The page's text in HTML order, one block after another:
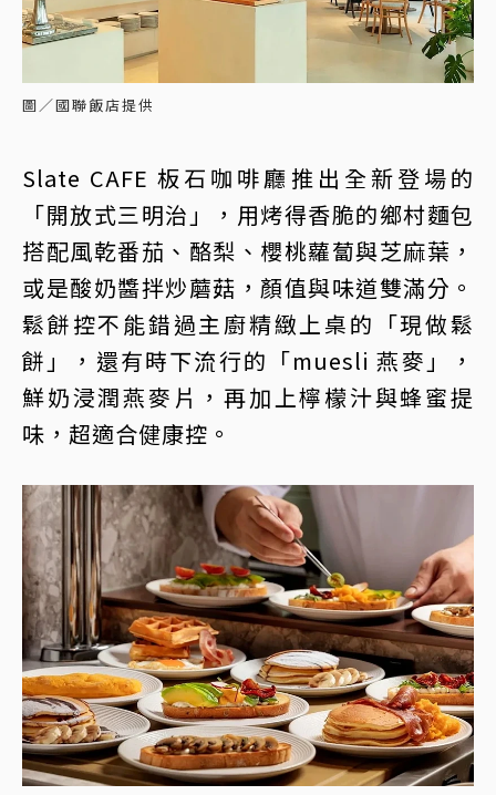
圖／國聯飯店提供
Slate CAFE 板石咖啡廳推出全新登場的
「開放式三明治」，用烤得香脆的鄉村麵包
搭配風乾番茄、酪梨、櫻桃蘿蔔與芝麻葉，
或是酸奶醬拌炒蘑菇，顏值與味道雙滿分。
鬆餅控不能錯過主廚精緻上桌的「現做鬆
餅」，還有時下流行的「muesli 燕麥」，
鮮奶浸潤燕麥片，再加上檸檬汁與蜂蜜提
味，超適合健康控。